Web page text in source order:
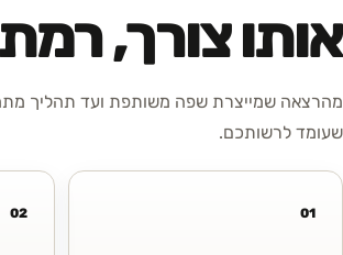
אותו צורך,
מהרצאה שמייצרת שפה משותפת ועד תהליך
שעומד לרשותכם.
01
02